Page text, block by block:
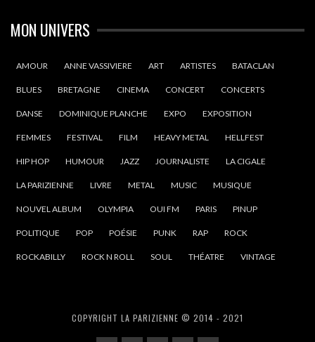
MON UNIVERS
AMOUR ANNE VASSIVIERE ART ARTISTES BATACLAN
BLUES BRETAGNE CINEMA CONCERT CONCERTS
DANSE DOMINIQUE PLANCHE EXPO EXPOSITION
FEMMES FESTIVAL FILM HEAVY METAL HELLFEST
HIP HOP HUMOUR JAZZ JOURNALISTE LA CIGALE
LA PARIZIENNE LIVRE METAL MUSIC MUSIQUE
NOUVEL ALBUM OLYMPIA OUI FM PARIS PINUP
POLITIQUE POP POÉSIE PUNK RAP ROCK
ROCKABILLY ROCK N ROLL SOUL THÉATRE VINTAGE
COPYRIGHT LA PARIZIENNE © 2014 - 2021